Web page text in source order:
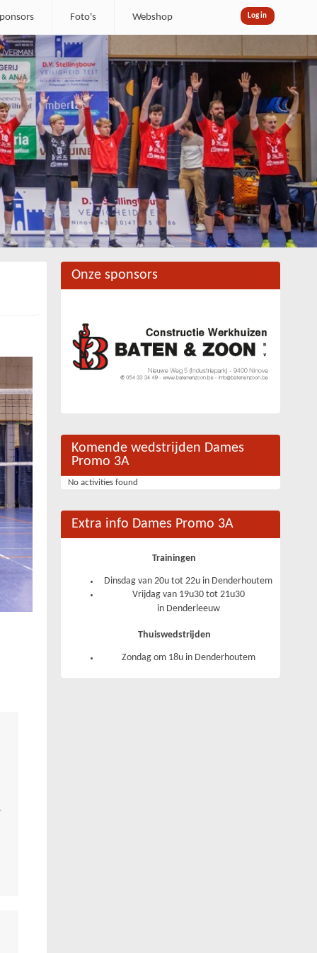
Foto's Webshop Log in
Onze sponsors
Komende wedstrijden Dames
Promo 3A
No activities found
Extra info Dames Promo 3A
Trainingen
Dinsdag van 20u tot 22u in Denderhoutem
Vrijdag van 19u30 tot 21u30
in Denderleeuw
Thuiswedstrijden
Zondag om 18u in Denderhoutem